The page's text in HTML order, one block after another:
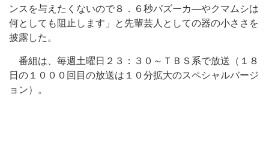
ンスを与えたくないので８．６秒バズーカ―やクマムシは
何としても阻止します」と先輩芸人としての器の小ささを
披露した。
番組は、毎週土曜日２３：３０～ＴＢＳ系で放送（１８
日の１０００回目の放送は１０分拡大のスペシャルバージ
ョン）。